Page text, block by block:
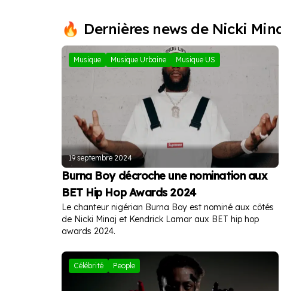
Dernières news de Nicki
Musique Musique Urbaine Musique US
19 septembre 2024
Burna Boy décroche une nomination aux
BET Hip Hop Awards 2024
Le chanteur nigérian Burna Boy est nominé aux côtés
de Nicki Minaj et Kendrick Lamar aux BET hip hop
awards 2024.
Célébrité People